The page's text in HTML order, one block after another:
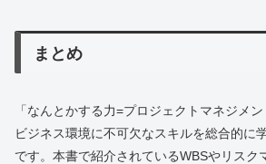
まとめ
「なんとかする力=プロジェクトマネジメ
ビジネス環境に不可欠なスキルを総合的に
です。本書で紹介されているWBSやリスク